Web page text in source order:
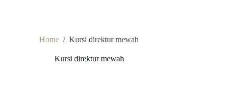
Home / Kursi direktur mewah
Kursi direktur mewah